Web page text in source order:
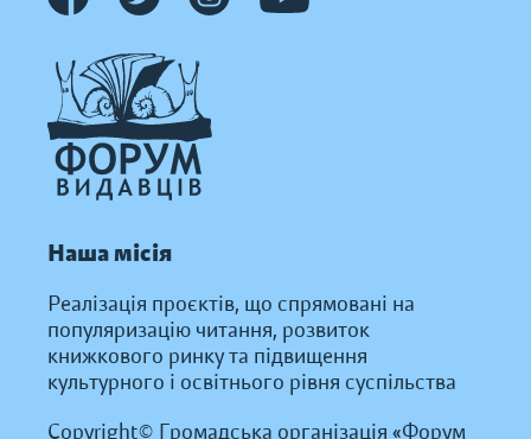
Наша місія
Реалізація проєктів, що спрямовані на
популяризацію читання, розвиток
книжкового ринку та підвищення
культурного і освітнього рівня суспільства
Copyright© Громадська організація «Форум